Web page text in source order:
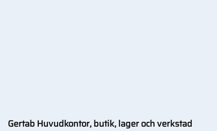
Gertab Huvudkontor, butik, lager och verkstad